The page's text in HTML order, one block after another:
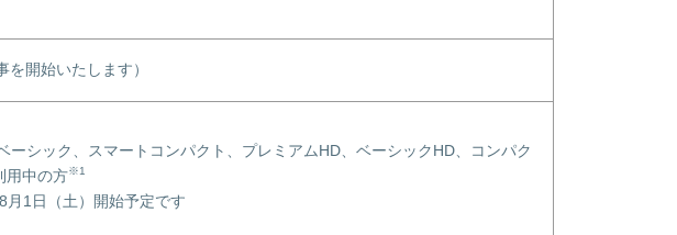
開始いたします）
シック、スマートコンパクト、プレミアムHD、ベーシックHD、コンパク
用中の方※1
月1日（土）開始予定です